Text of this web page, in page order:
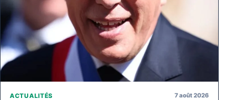
ACTUALITÉS 7 août 2026